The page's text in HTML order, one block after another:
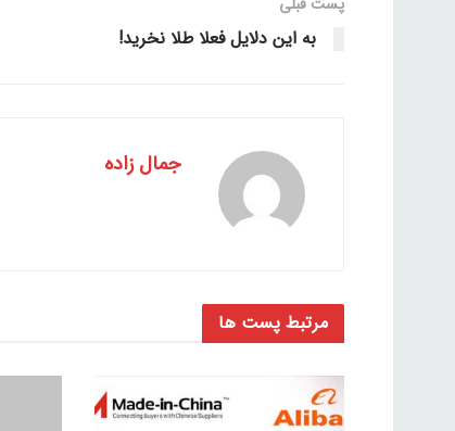
به این دلایل فعلا طلا نخرید!
جمال زاده
مرتبط پست ها